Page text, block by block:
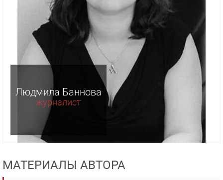
Людмила Баннова
журналист
МАТЕРИАЛЫ АВТОРА